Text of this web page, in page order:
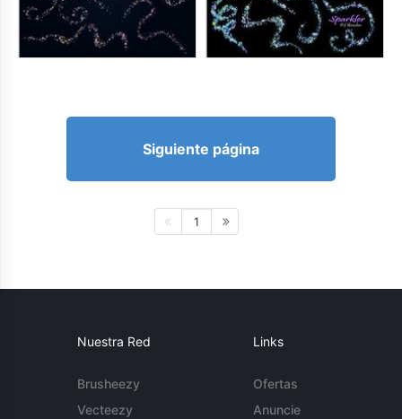
Siguiente página
1
Nuestra Red
Brusheezy
Vecteezy
Links
Ofertas
Anuncie